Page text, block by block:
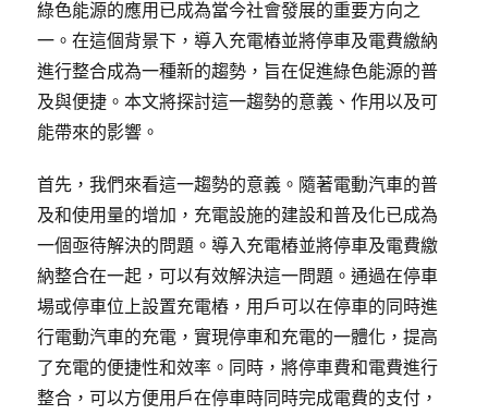
綠色能源的應用已成為當今社會發展的重要方向之
一。在這個背景下，導入充電樁並將停車及電費繳納
進行整合成為一種新的趨勢，旨在促進綠色能源的普
及與便捷。本文將探討這一趨勢的意義、作用以及可
能帶來的影響。
首先，我們來看這一趨勢的意義。隨著電動汽車的普
及和使用量的增加，充電設施的建設和普及化已成為
一個亟待解決的問題。導入充電樁並將停車及電費繳
納整合在一起，可以有效解決這一問題。通過在停車
場或停車位上設置充電樁，用戶可以在停車的同時進
行電動汽車的充電，實現停車和充電的一體化，提高
了充電的便捷性和效率。同時，將停車費和電費進行
整合，可以方便用戶在停車時同時完成電費的支付，